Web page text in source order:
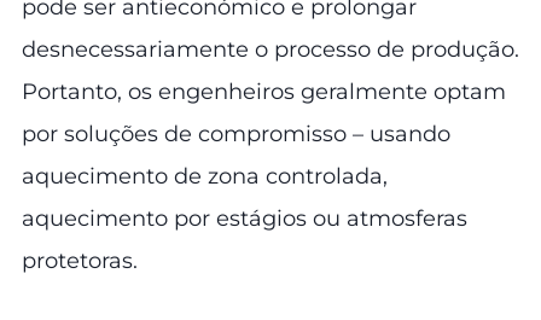
pode ser antieconómico e prolongar
desnecessariamente o processo de produção.
Portanto, os engenheiros geralmente optam
por soluções de compromisso – usando
aquecimento de zona controlada,
aquecimento por estágios ou atmosferas
protetoras.